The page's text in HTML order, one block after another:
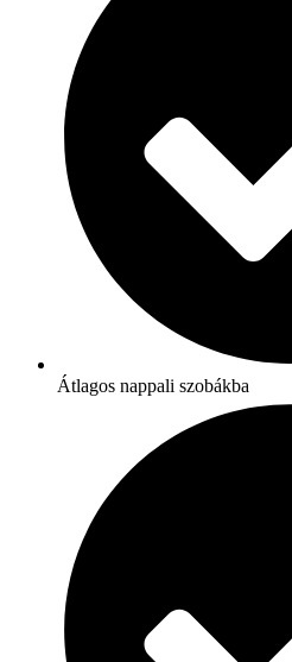
Átlagos nappali szobákba